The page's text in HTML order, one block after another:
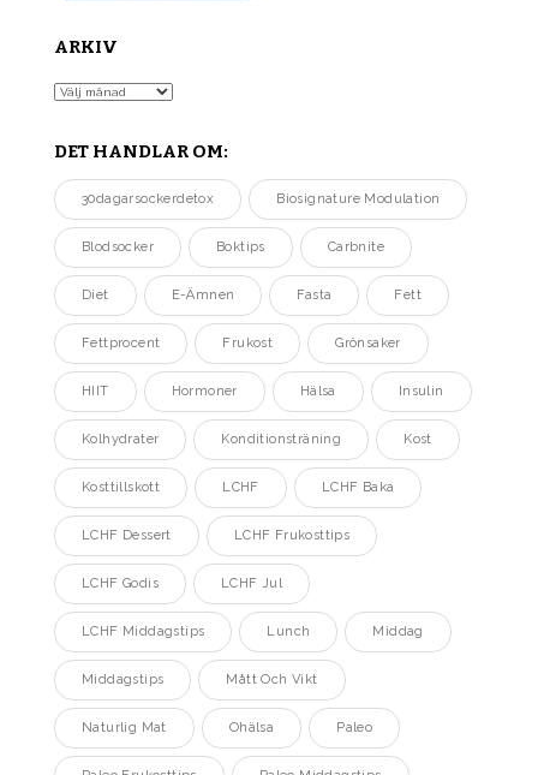
ARKIV
Arkiv
DET HANDLAR OM:
30dagarsockerdetox Biosignature Modulation
Blodsocker Boktips Carbnite
Diet E-Ämnen Fasta Fett
Fettprocent Frukost Grönsaker
HIIT Hormoner Hälsa Insulin
Kolhydrater Konditionsträning Kost
Kosttillskott LCHF LCHF Baka
LCHF Dessert LCHF Frukosttips
LCHF Godis LCHF Jul
LCHF Middagstips Lunch Middag
Middagstips Mått Och Vikt
Naturlig Mat Ohälsa Paleo